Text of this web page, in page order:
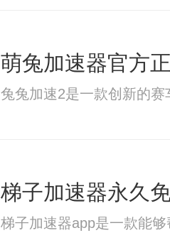
萌兔加速器官方
兔兔加速2是一款创新的赛
梯子加速器永久
梯子加速器app是一款能